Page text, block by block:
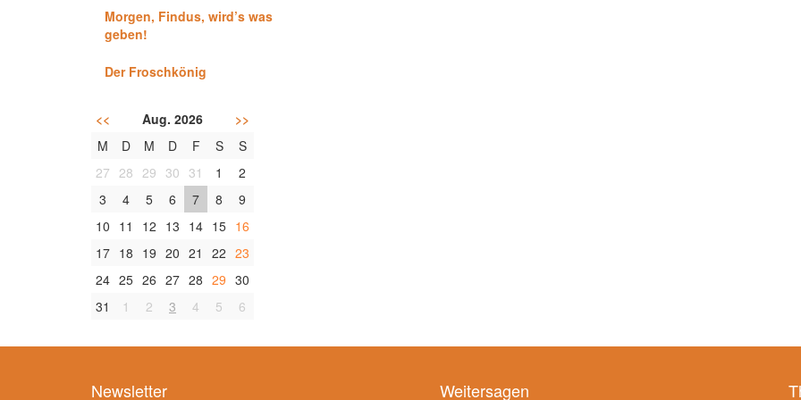
Morgen, Findus, wird’s was
geben!
Der Froschkönig
<< Aug. 2026
>>
M
D M D F S
S
27 28 29 30 31 1
2
3
4 5 6 7 8
9
10 11 12 13 14 15 16
17 18 19 20 21 22 23
24 25 26 27 28 29 30
31
1 2 3 4 5 6
Newsletter Weitersagen